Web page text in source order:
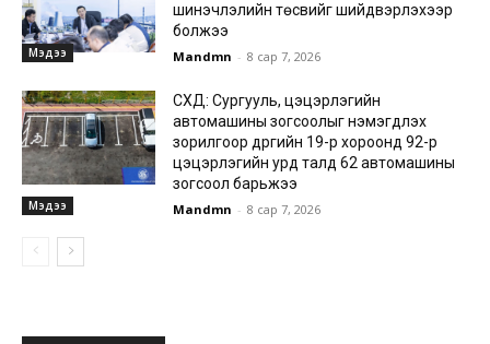
Мэдээ
шинэчлэлийн төсвийг шийдвэрлэхээр
болжээ
Mandmn - 8 сар 7, 2026
Мэдээ
СХД: Сургууль, цэцэрлэгийн
автомашины зогсоолыг нэмэгдүүлэх
зорилгоор дүүргийн 19-р хороонд 92-р
цэцэрлэгийн урд талд 62 автомашины
зогсоол барьжээ
Mandmn - 8 сар 7, 2026